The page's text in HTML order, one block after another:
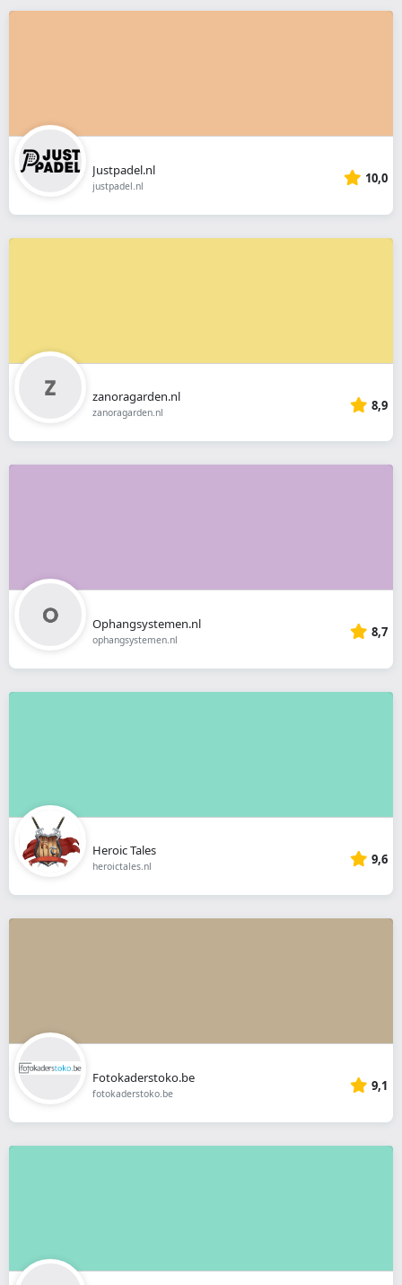
Justpadel.nl
justpadel.nl 10,0
zanoragarden.nl
zanoragarden.nl 8,9
Ophangsystemen.nl
ophangsystemen.nl 8,7
Heroic Tales
heroictales.nl 9,6
Fotokaderstoko.be
fotokaderstoko.be 9,1